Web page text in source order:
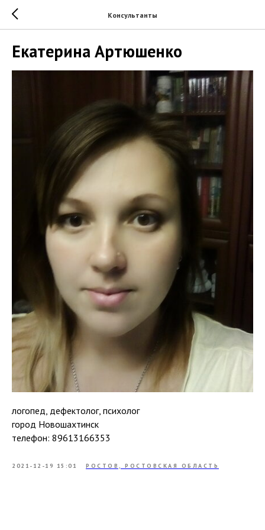
Консультанты
Екатерина Артюшенко
логопед, дефектолог, психолог
город Новошахтинск
телефон: 89613166353
2021-12-19 15:01 РОСТОВ, РОСТОВСКАЯ ОБЛАСТЬ